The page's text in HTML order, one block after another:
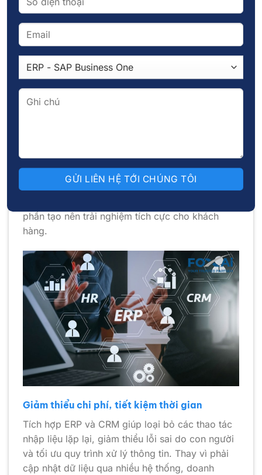
hàng, giá thành và năng lực sản xuất. Khi hai hệ
thống được liên kết, đội ngũ bán hàng có thể
đưa ra quyết định nhanh chóng và chính xác hơn
dựa trên dữ liệu thực tế, đồng thời xây dựng đề
xuất bán hàng phù hợp với năng lực cung ứng
và lợi nhuận kỳ vọng.
kho vận, tài chính và sản xuất. Điều này giúp
doanh nghiệp phản hồi nhanh hơn, giao hàng
đúng thời gian, xử lý khiếu nại hiệu quả và cung
phần tạo nên trải nghiệm tích cực cho khách
hàng.
Giảm thiểu chi phí, tiết kiệm thời gian
Tích hợp ERP và CRM giúp loại bỏ các thao tác
nhập liệu lặp lại, giảm thiểu lỗi sai do con người
và tối ưu quy trình xử lý thông tin. Thay vì phải
cập nhật dữ liệu qua nhiều hệ thống, doanh